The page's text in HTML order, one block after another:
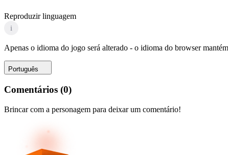
Reproduzir linguagem
i
Apenas o idioma do jogo será alterado - o idioma do browser
Português
Comentários (0)
Brincar com a personagem para deixar um comentário!